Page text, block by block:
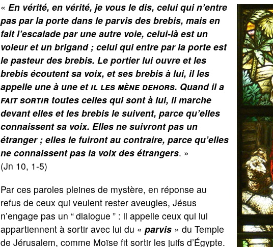
« En vérité, en vérité, je vous le dis, celui qui n’entre
pas par la porte dans le parvis des brebis, mais en
fait l’escalade par une autre voie, celui-là est un
voleur et un brigand ; celui qui entre par la porte est
le pasteur des brebis. Le portier lui ouvre et les
brebis écoutent sa voix, et ses brebis à lui, il les
appelle une à une etil les mène dehors. Quand il a
fait sortir toutes celles qui sont à lui, il marche
devant elles et les brebis le suivent, parce qu’elles
connaissent sa voix. Elles ne suivront pas un
étranger ; elles le fuiront au contraire, parce qu’elles
ne connaissent pas la voix des étrangers. »
(Jn 10, 1-5)
Par ces paroles pleines de mystère, en réponse au
refus de ceux qui veulent rester aveugles, Jésus
n’engage pas un “dialogue ” : il appelle ceux qui lui
appartiennent à sortir avec lui du « parvis » du Temple
de Jérusalem, comme Moïse fit sortir les juifs d’Égypte.